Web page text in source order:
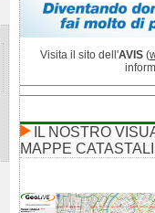
Visita il sito dell'AVIS (
IL NOSTRO
MAPPE